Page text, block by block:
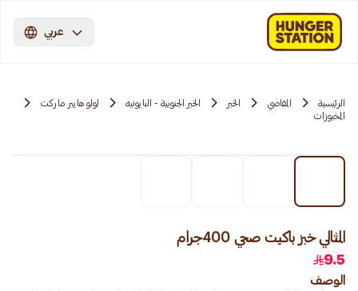
عربي
الرئيسية المقاضي الخبر الخبر الجنوبية - البايونيه
لولو هايبر ماركت
المخبوزات
المثالي خبز باكيت صحي 400جرام
9.5
الوصف